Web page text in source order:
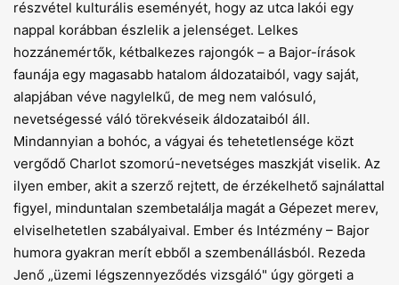
részvétel kulturális eseményét, hogy az utca lakói egy
nappal korábban észlelik a jelenséget. Lelkes
hozzánemértők, kétbalkezes rajongók – a Bajor-írások
faunája egy magasabb hatalom áldozataiból, vagy saját,
alapjában véve nagylelkű, de meg nem valósuló,
nevetségessé váló törekvéseik áldozataiból áll.
Mindannyian a bohóc, a vágyai és tehetetlensége közt
vergődő Charlot szomorú-nevetséges maszkját viselik. Az
ilyen ember, akit a szerző rejtett, de érzékelhető sajnálattal
figyel, minduntalan szembetalálja magát a Gépezet merev,
elviselhetetlen szabályaival. Ember és Intézmény – Bajor
humora gyakran merít ebből a szembenállásból. Rezeda
Jenő „üzemi légszennyeződés vizsgáló" úgy görgeti a